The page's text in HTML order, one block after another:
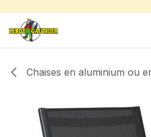
Se rendre au contenu
Chaises en aluminium ou